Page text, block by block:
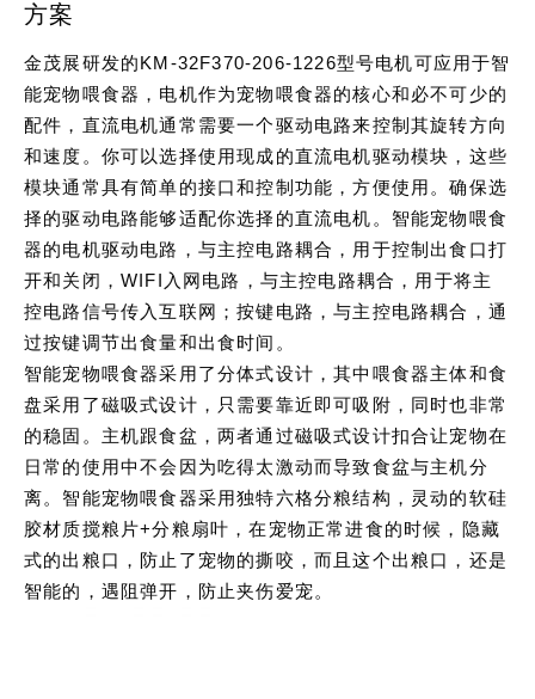
方案
金茂展研发的KM-32F370-206-1226型号电机可应用于智
能宠物喂食器，电机作为宠物喂食器的核心和必不可少的
配件，直流电机通常需要一个驱动电路来控制其旋转方向
和速度。你可以选择使用现成的直流电机驱动模块，这些
模块通常具有简单的接口和控制功能，方便使用。确保选
择的驱动电路能够适配你选择的直流电机。智能宠物喂食
器的电机驱动电路，与主控电路耦合，用于控制出食口打
开和关闭，WIFI入网电路，与主控电路耦合，用于将主
控电路信号传入互联网；按键电路，与主控电路耦合，通
过按键调节出食量和出食时间。
智能宠物喂食器采用了分体式设计，其中喂食器主体和食
盘采用了磁吸式设计，只需要靠近即可吸附，同时也非常
的稳固。主机跟食盆，两者通过磁吸式设计扣合让宠物在
日常的使用中不会因为吃得太激动而导致食盆与主机分
离。智能宠物喂食器采用独特六格分粮结构，灵动的软硅
胶材质搅粮片+分粮扇叶，在宠物正常进食的时候，隐藏
式的出粮口，防止了宠物的撕咬，而且这个出粮口，还是
智能的，遇阻弹开，防止夹伤爱宠。